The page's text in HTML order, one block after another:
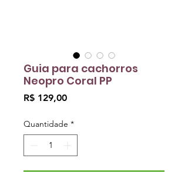
Guia para cachorros
Neopro Coral PP
R$ 129,00Preço
Quantidade *